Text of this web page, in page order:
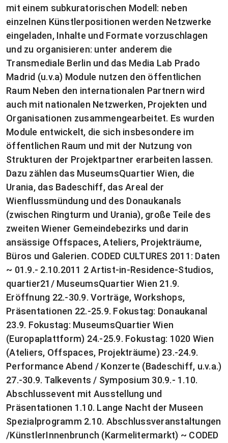
mit einem subkuratorischen Modell: neben
einzelnen Künstlerpositionen werden Netzwerke
eingeladen, Inhalte und Formate vorzuschlagen
und zu organisieren: unter anderem die
Transmediale Berlin und das Media Lab Prado
Madrid (u.v.a) Module nutzen den öffentlichen
Raum Neben den internationalen Partnern wird
auch mit nationalen Netzwerken, Projekten und
Organisationen zusammengearbeitet. Es wurden
Module entwickelt, die sich insbesondere im
öffentlichen Raum und mit der Nutzung von
Strukturen der Projektpartner erarbeiten lassen.
Dazu zählen das MuseumsQuartier Wien, die
Urania, das Badeschiff, das Areal der
Wienflussmündung und des Donaukanals
(zwischen Ringturm und Urania), große Teile des
zweiten Wiener Gemeindebezirks und darin
ansässige Offspaces, Ateliers, Projekträume,
Büros und Galerien. CODED CULTURES 2011: Daten
~ 01.9.- 2.10.2011 2 Artist-in-Residence-Studios,
quartier21/ MuseumsQuartier Wien 21.9.
Eröffnung 22.-30.9. Vorträge, Workshops,
Präsentationen 22.-25.9. Fokustag: Donaukanal
23.9. Fokustag: MuseumsQuartier Wien
(Europaplattform) 24.-25.9. Fokustag: 1020 Wien
(Ateliers, Offspaces, Projekträume) 23.-24.9.
Performance Abend / Konzerte (Badeschiff, u.v.a.)
27.-30.9. Talkevents / Symposium 30.9.- 1.10.
Abschlussevent mit Ausstellung und
Präsentationen 1.10. Lange Nacht der Museen
Spezialprogramm 2.10. Abschlussveranstaltungen
/KünstlerInnenbrunch (Karmelitermarkt) ~ CODED